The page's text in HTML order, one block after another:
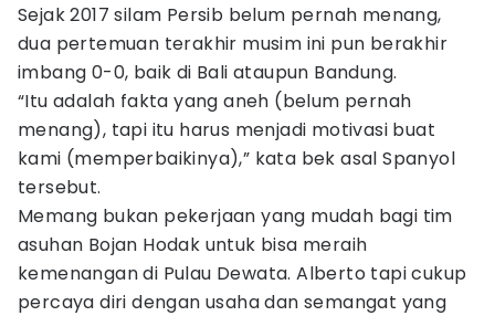
Sejak 2017 silam Persib belum pernah menang,
dua pertemuan terakhir musim ini pun berakhir
imbang 0-0, baik di Bali ataupun Bandung.
“Itu adalah fakta yang aneh (belum pernah
menang), tapi itu harus menjadi motivasi buat
kami (memperbaikinya),” kata bek asal Spanyol
tersebut.
Memang bukan pekerjaan yang mudah bagi tim
asuhan Bojan Hodak untuk bisa meraih
kemenangan di Pulau Dewata. Alberto tapi cukup
percaya diri dengan usaha dan semangat yang